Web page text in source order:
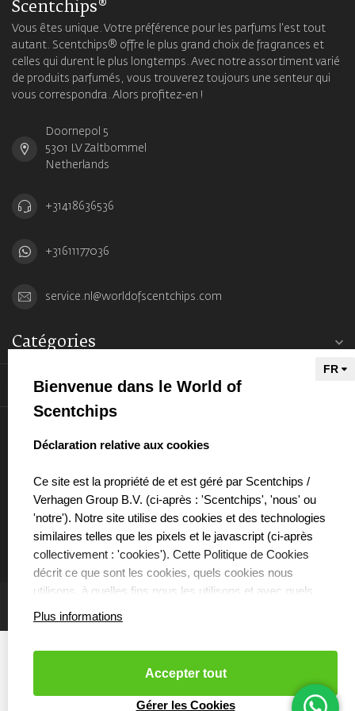
Scentchips®
Vous êtes unique. Votre préférence pour les parfums l'est tout
autant. Scentchips® offre le plus grand choix de fragrances et
celles qui durent le plus longtemps. Avec notre assortiment varié
de produits parfumés, vous trouverez toujours une senteur qui
vous correspondra. Alors profitez-en !
Doornepol 5
5301 LV Zaltbommel
Netherlands
+31418636536
+31611177036
service.nl@worldofscentchips.com
Catégories
Informations
- Copyright 2026 Scentchips® - Powered by
Bienvenue dans le World of
Scentchips
select language
Déclaration relative aux cookies
Ce site est la propriété de et est géré par Scentchips /
Verhagen Group B.V. (ci-après : 'Scentchips', 'nous' ou
'notre'). Notre site utilise des cookies et des technologies
similaires telles que les pixels et le javascript (ci-après
collectivement : 'cookies'). Cette Politique de Cookies
décrit ce que sont les cookies, quels cookies nous
utilisons, à quelles fins nous les utilisons et avec quels
partenaires nous collaborons à cet effet.
ordinateur ou votre téléphone mobile par le site que vous
visitez. Les cookies peuvent être utilisés pour améliorer
Plus informations
Accepter tout
Gérer les Cookies